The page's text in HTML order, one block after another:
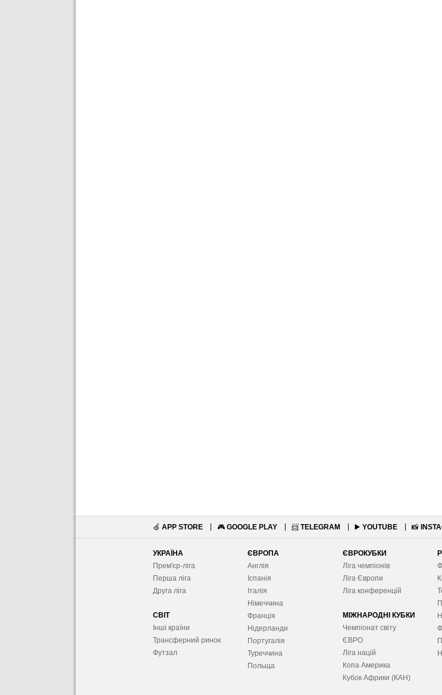
🍏 APP STORE 🎮 GOOGLE PLAY 📨 TELEGRAM ▶️ YOUTUBE 📸
УКРАЇНА
Прем'єр-ліга
Перша ліга
Друга ліга
СВІТ
Інші країни
Трансферний ринок
Футзал
ЄВРОПА
Англія
Іспанія
Італія
Німеччина
Франція
Нідерланди
Португалія
Туреччина
Польща
ЄВРОКУБКИ
Ліга чемпіонів
Ліга Європи
Ліга конференцій
МІЖНАРОДНІ КУБКИ
Чемпіонат світу
ЄВРО
Ліга націй
Копа Америка
Кубок Африки (КАН)